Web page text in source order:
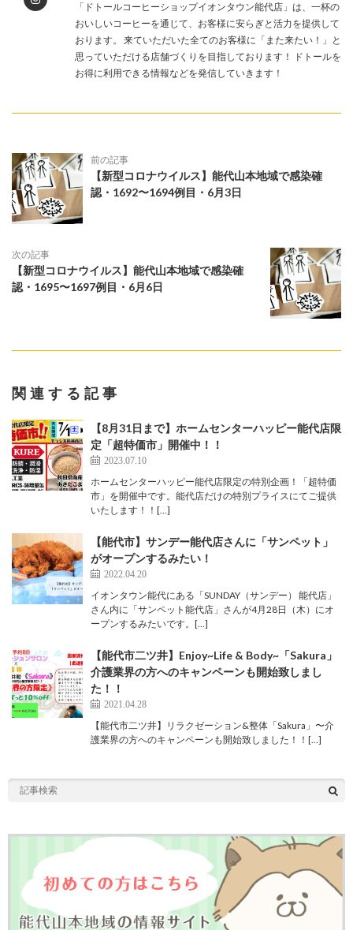
「ドトールコーヒーショップイオンタウン能代店」は、一杯の
おいしいコーヒーを通じて、お客様に安らぎと活力を提供して
おります。 来ていただいた全てのお客様に「また来たい！」と
思っていただける店舗づくりを目指しております！ ドトールを
お得に利用できる情報などを発信していきます！
前の記事
【新型コロナウイルス】能代山本地域で感染確
認・1692〜1694例目・6月3日
次の記事
【新型コロナウイルス】能代山本地域で感染確
認・1695〜1697例目・6月6日
関連する記事
【8月31日まで】ホームセンターハッピー能代店限
定「超特価市」開催中！！
2023.07.10
ホームセンターハッピー能代店限定の特別企画！「超特価
市」を開催中です。能代店だけの特別プライスにてご提供
いたします！！[…]
【能代市】サンデー能代店さんに「サンペット」
がオープンするみたい！
2022.04.20
イオンタウン能代にある「SUNDAY（サンデー） 能代店」
さん内に「サンペット能代店」さんが4月28日（木）にオ
ープンするみたいです。[…]
【能代市二ツ井】Enjoy~Life & Body~「Sakura」
介護業界の方へのキャンペーンも開始致しまし
た！！
2021.04.28
【能代市二ツ井】リラクゼーション&整体「Sakura」〜介
護業界の方へのキャンペーンも開始致しました！！[…]